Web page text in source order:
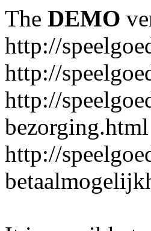
The DEMO
http://
http://
http://
bezorging.html
http://